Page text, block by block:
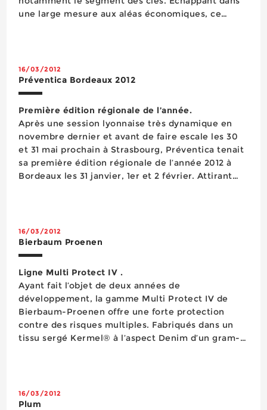
une large mesure aux aléas économiques, ce
16/03/2012
Préventica Bordeaux 2012
Première édition régionale de l’année.
Après une session lyonnaise très dynamique en
novembre dernier et avant de faire escale les 30
et 31 mai prochain à Strasbourg, Préventica tenait
sa première édition régionale de l’année 2012 à
Bordeaux les 31 janvier, 1er et 2 février. Attirant
16/03/2012
Bierbaum Proenen
Ligne Multi Protect IV .
Ayant fait l’objet de deux années de
développement, la gamme Multi Protect IV de
Bierbaum-Proenen offre une forte protection
contre des risques multiples. Fabriqués dans un
tissu sergé Kermel® à l’aspect Denim d’un gram-
marient confort et look cita...
16/03/2012
Plum